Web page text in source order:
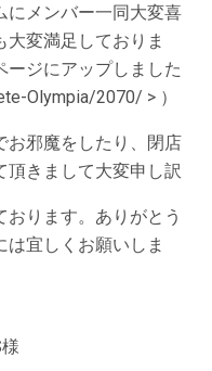
にメンバー一同大変喜
変満足しておりま
ージにアップしました
Olympia/2070/ > ）
お邪魔をしたり、閉店
頂きまして大変申し訳
ります。ありがとう
宜しくお願いしま